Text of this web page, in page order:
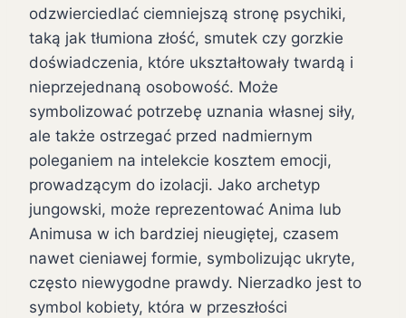
odzwierciedlać ciemniejszą stronę psychiki,
taką jak tłumiona złość, smutek czy gorzkie
doświadczenia, które ukształtowały twardą i
nieprzejednaną osobowość. Może
symbolizować potrzebę uznania własnej siły,
ale także ostrzegać przed nadmiernym
poleganiem na intelekcie kosztem emocji,
prowadzącym do izolacji. Jako archetyp
jungowski, może reprezentować Anima lub
Animusa w ich bardziej nieugiętej, czasem
nawet cieniawej formie, symbolizując ukryte,
często niewygodne prawdy. Nierzadko jest to
symbol kobiety, która w przeszłości